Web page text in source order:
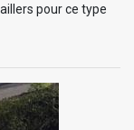
pour ce type